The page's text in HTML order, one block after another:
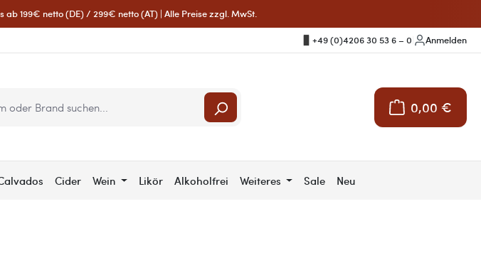
199€ netto (DE) / 299€ netto (AT) | Alle Preise zzgl. MwSt.
+49 (0)4206 30 53 6 – 0 Anmelden
0,00 €
Warenkorb
Cider Wein Likör Alkoholfrei Weiteres Sale Neu